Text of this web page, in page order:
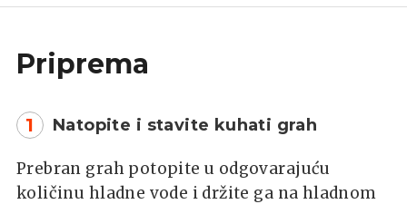
Priprema
1 Natopite i stavite kuhati grah
Prebran grah potopite u odgovarajuću
količinu hladne vode i držite ga na hladnom